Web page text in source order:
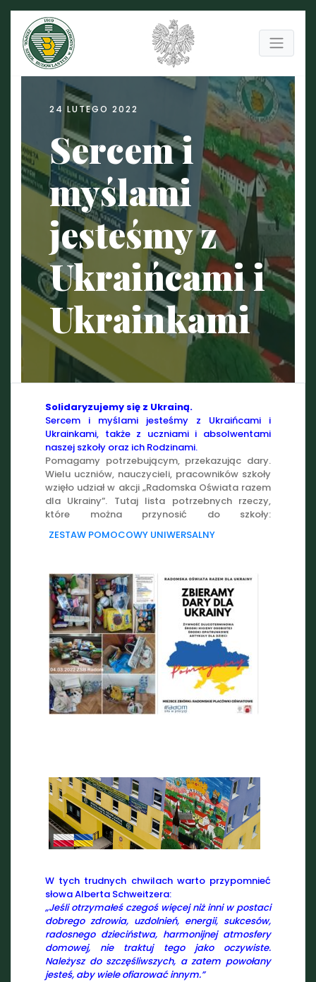
24 LUTEGO 2022
Sercem i
myślami
jesteśmy z
Ukraińcami i
Ukrainkami
Solidaryzujemy się z Ukrainą.
Sercem i myślami jesteśmy z Ukraińcami i
Ukrainkami, także z uczniami i absolwentami
naszej szkoły oraz ich Rodzinami.
Pomagamy potrzebującym, przekazując dary.
Wielu uczniów, nauczycieli, pracowników szkoły
wzięło udział w akcji „Radomska Oświata razem
dla Ukrainy”. Tutaj lista potrzebnych rzeczy,
które można przynosić do szkoły:
ZESTAW POMOCOWY UNIWERSALNY
W tych trudnych chwilach warto przypomnieć
słowa Alberta Schweitzera:
„Jeśli otrzymałeś czegoś więcej niż inni w postaci
dobrego zdrowia, uzdolnień, energii, sukcesów,
radosnego dzieciństwa, harmonijnej atmosfery
domowej, nie traktuj tego jako oczywiste.
Należysz do szczęśliwszych, a zatem powołany
jesteś, aby wiele ofiarować innym.”